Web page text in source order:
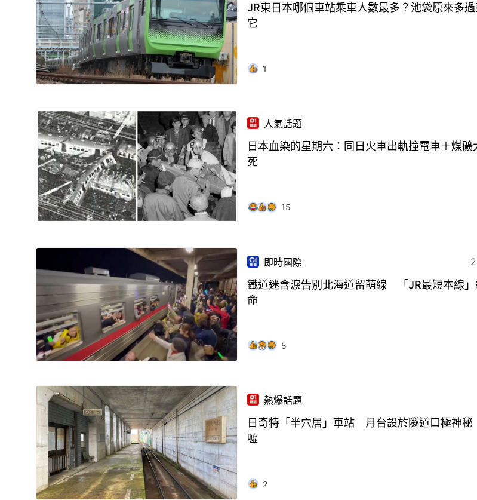
JR東日本哪個車站乘車人數最多？池袋原來多
它
1
人氣話題
日本血染的星期六：同日火車出軌撞電車＋煤
死
15
即時國際
鐵道迷含淚告別北海道留萌線 「JR最短本線」
命
5
熱爆話題
日奇特「半穴居」車站 月台設於隧道口極神
噓
2